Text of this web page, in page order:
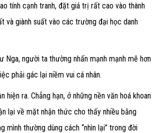
tính cạnh tranh, đặt giá trị rất cao vào thành
và giành suất vào các trường đại học danh
người ta thường nhấn mạnh mạnh mẽ hơn
phải gác lại niềm vui cá nhân.
ra. Chẳng hạn, ở những nền văn hoá khoan
lại về mặt nhận thức cho thấy nhiều bằng
mình thường dùng cách “nhìn lại” trong đời